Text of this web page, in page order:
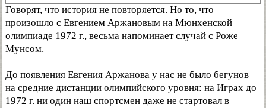
Говорят, что история не повторяется. Но то, что
произошло с Евгением Аржановым на Мюнхенской
олимпиаде 1972 г., весьма напоминает случай с Роже
Мунсом.
До появления Евгения Аржанова у нас не было бегунов
на средние дистанции олимпийского уровня: на Играх до
1972 г. ни один наш спортсмен даже не стартовал в